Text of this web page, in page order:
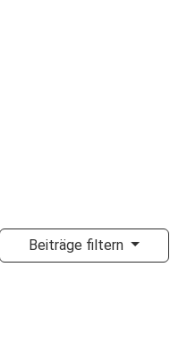
Beiträge filtern